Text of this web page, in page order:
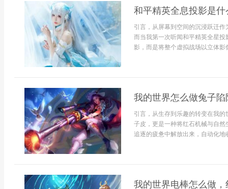
和平精英全息投影是
引言，从屏幕到空间的沉浸跃迁
而当我第一次听闻和平精英全星
影，而是将整个虚拟战场以立体
我的世界怎么做兔子
引言，从生存到乐趣的转变在我
子皮，更是一种将红石机械与自
追逐的疲惫中解放出来，自动化地
我的世界电棒怎么做